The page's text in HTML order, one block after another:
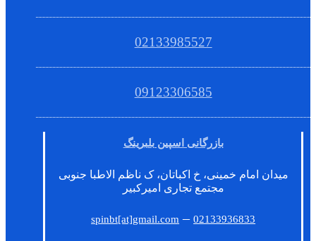
02133985527
09123306585
بازرگانی اسپین بلبرینگ
میدان امام خمینی، خ اکباتان، ک ناظم الاطبا جنوبی
مجتمع تجاری امیرکبیر
spinbt[at]gmail.com –02133936833